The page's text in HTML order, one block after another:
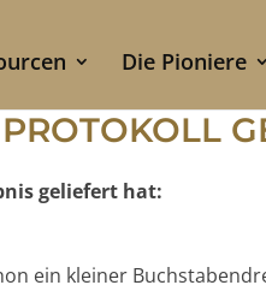
Die Pioniere
geliefert hat:
ein kleiner